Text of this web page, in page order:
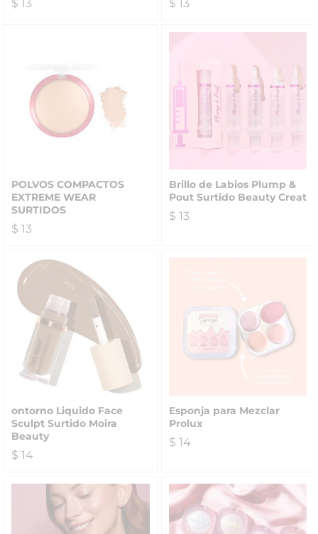
$ 13 $ 13
POLVOS COMPACTOS
EXTREME WEAR
SURTIDOS
$ 13
Brillo de Labios Plump &
Pout Surtido Beauty Creat
$ 13
ontorno Liquido Face
Sculpt Surtido Moira
Beauty
$ 14
Esponja para Mezclar
Prolux
$ 14